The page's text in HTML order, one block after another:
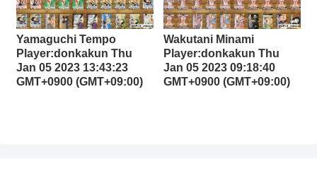
Yamaguchi Tempo
Player:donkakun Thu
Jan 05 2023 13:43:23
GMT+0900 (GMT+09:00)
Wakutani Minami
Player:donkakun Thu
Jan 05 2023 09:18:40
GMT+0900 (GMT+09:00)